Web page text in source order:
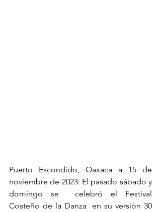
Puerto Escondido, Oaxaca a 15 de
noviembre de 2023: El pasado sábado y
domingo se  celebró el Festival
Costeño de la Danza  en su versión 30